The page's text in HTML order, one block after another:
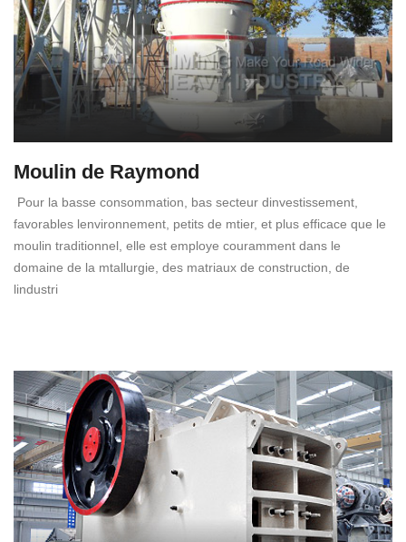
Moulin de Raymond
Pour la basse consommation, bas secteur dinvestissement,
favorables lenvironnement, petits de mtier, et plus efficace que le
moulin traditionnel, elle est employe couramment dans le
domaine de la mtallurgie, des matriaux de construction, de
lindustri